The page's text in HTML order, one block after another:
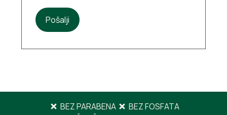
BEZ PARABENA
BEZ FOSFATA